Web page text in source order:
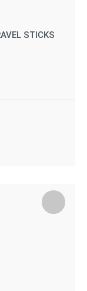
STICKS